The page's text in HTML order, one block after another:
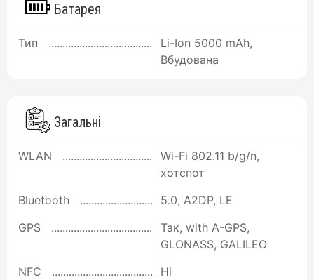
Батарея
Тип
Li-Ion 5000 mAh,
Вбудована
Загальні
WLAN
Wi-Fi 802.11 b/g/n,
хотспот
Bluetooth
5.0, A2DP, LE
GPS
Так, with A-GPS,
GLONASS, GALILEO
NFC
Ні